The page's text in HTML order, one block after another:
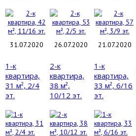
31.07.2020 26.07.2020 21.07.2020
1-к
квартира,
31 м², 2/4
эт.
2-к
квартира,
38 м²,
10/12 эт.
1-к
квартира,
33 м², 6/16
эт.